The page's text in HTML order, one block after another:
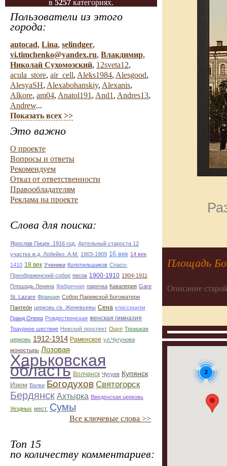
в 5257 категориях.
Пользователи из этого
города:
autocad, Lina, selindger,
vi.timchenko@yandex.ru, Влакдимир,
Николай Сухомозский, 12sveta12,
acula_store, air_cell, Aleks1984, Alesgood,
AlesyaSH, Alexabohanskiy, Alexanis,
Alkore, am04, Anatol191 , And1 , Andres13,
Andrew...
Показать всех >>
Это важно
О проекте
Вопросы и ответы
Рекомендуем
Отказ от ответственности
Правообладателям
Реклама на проекте
Слова для поиска:
Ярослав Пицек .1916 год. Артельный староста 12
участка ж.д. Лобейко. А.М.
1903-1909 16 век 14 век
1410 18 век Ученики Колотильшиков Спасо-
Преображенский собор песок 1900-1910 1904-1911
Плошадь Ленина Фабричная парочка Кавалерия Gare
St. Lazare Франция Собор Парижской Богоматери
Пантео́н церковь св. Женевьевы Сена классицизм
Гранд Опера Рождественская женская гимназия
Траурное шествие Невский проспект Оцуп Троицкая
церковь 1912-1914 Раменское ул.Чугунова
моностырь Лозовая
Харьковская
область Волчанск Чугуев Купянск
Изюм Валки Богодухов Святогорск
Бердянск Ахтырка Введенская церковь
Уездных мест. Сумы
Все ключевые слова >>
Топ 15
по количеству комментариев:
Площадь
Описание
2